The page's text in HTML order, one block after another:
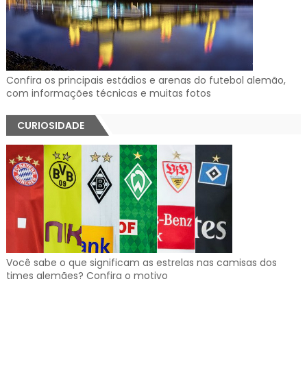
Confira os principais estádios e arenas do futebol alemão,
com informações técnicas e muitas fotos
CURIOSIDADE
Você sabe o que significam as estrelas nas camisas dos
times alemães? Confira o motivo